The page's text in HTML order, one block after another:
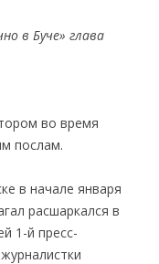
в Буче» глава
во время
послам.
в начале января
расшаркался в
1-й пресс-